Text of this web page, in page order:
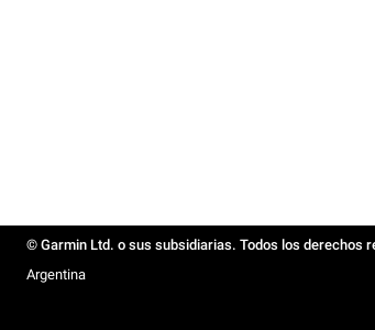
© Garmin Ltd. o sus subsidiarias. Todos los derechos
Argentina